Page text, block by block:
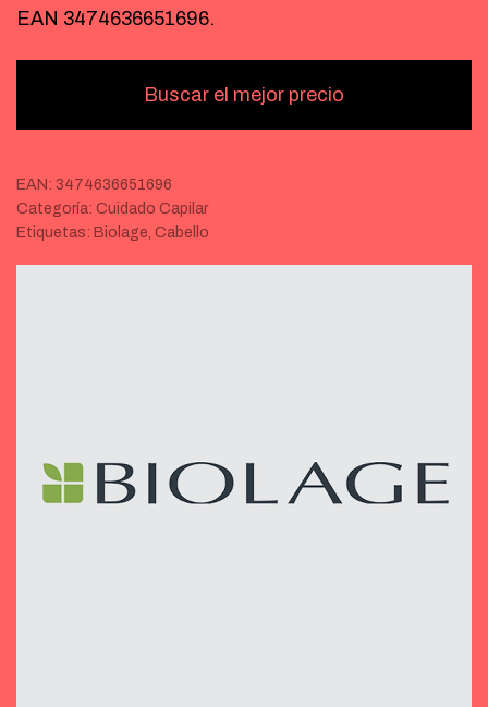
EAN 3474636651696.
Buscar el mejor precio
EAN: 3474636651696
Categoría: Cuidado Capilar
Etiquetas: Biolage, Cabello